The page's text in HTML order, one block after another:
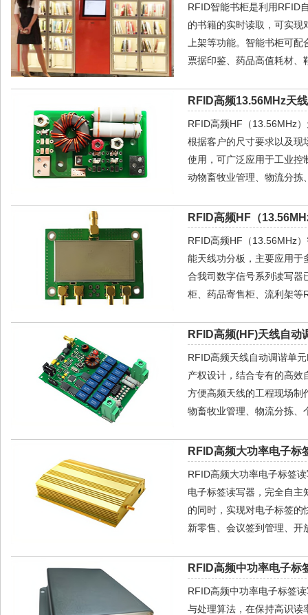
RFID智能书柜是利用RFID
的书籍的实时读取，可实
上架等功能。智能书柜可
票据印鉴、药品高值耗材、
RFID高频13.56MHz天
RFID高频HF（13.56MHz
根据客户的尺寸要求以及现
使用，可广泛应用于工业控
动物畜牧业管理、物流分拣
RFID高频HF（
RFID高频HF（13.56MHz
能天线功分板，主要应用于
合我司数字信号系列读写器
柜、药品寄售柜、流利架等
RFID高频(HF)天线自动
RFID高频天线自动调谐单
产权设计，结合专有的高
方便高频天线的工程现场制
物畜牧业管理、物流分拣、
RFID高频大功率电子标
RFID高频大功率电子标签
电子标签读写器，完全自
的同时，实现对电子标签
新零售、会议签到管理、开
RFID高频中功率电子标
RFID高频中功率电子标签
与处理算法，在保持高识读